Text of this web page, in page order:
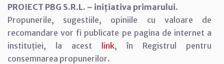
PROIECT PBG S.R.L. – inițiativa primarului.
Propunerile, sugestiile, opiniile cu valoare de
recomandare vor fi publicate pe pagina de internet a
instituției, la acest link, în Registrul pentru
consemnarea propunerilor.